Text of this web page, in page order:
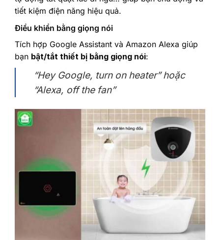
tiết kiệm điện năng hiệu quả.
Điều khiển bằng giọng nói
Tích hợp Google Assistant và Amazon Alexa giúp
bạn bật/tắt thiết bị bằng giọng nói:
“Hey Google, turn on heater” hoặc
“Alexa, off the fan”